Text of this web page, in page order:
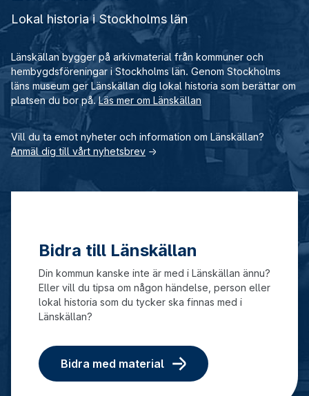
Lokal historia i Stockholms län
Länskällan bygger på arkivmaterial från kommuner och
hembygdsföreningar i Stockholms län. Genom Stockholms
läns museum ger Länskällan dig lokal historia som berättar om
platsen du bor på.Läs mer om Länskällan
Vill du ta emot nyheter och information om Länskällan?
Anmäl dig till vårt nyhetsbrev →
Bidra till Länskällan
Din kommun kanske inte är med i Länskällan ännu?
Eller vill du tipsa om någon händelse, person eller
lokal historia som du tycker ska finnas med i
Länskällan?
Bidra med material